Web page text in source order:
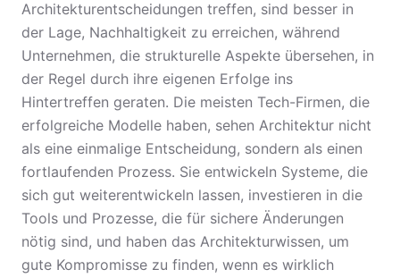
Architekturentscheidungen treffen, sind besser in
der Lage, Nachhaltigkeit zu erreichen, während
Unternehmen, die strukturelle Aspekte übersehen, in
der Regel durch ihre eigenen Erfolge ins
Hintertreffen geraten. Die meisten Tech-Firmen, die
erfolgreiche Modelle haben, sehen Architektur nicht
als eine einmalige Entscheidung, sondern als einen
fortlaufenden Prozess. Sie entwickeln Systeme, die
sich gut weiterentwickeln lassen, investieren in die
Tools und Prozesse, die für sichere Änderungen
nötig sind, und haben das Architekturwissen, um
gute Kompromisse zu finden, wenn es wirklich